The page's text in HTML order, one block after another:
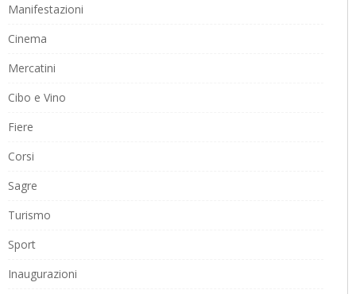
Manifestazioni
Cinema
Mercatini
Cibo e Vino
Fiere
Corsi
Sagre
Turismo
Sport
Inaugurazioni